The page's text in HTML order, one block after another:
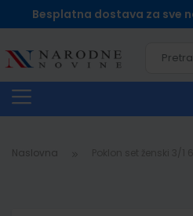
Besplatna dostava za sve
Naslovna